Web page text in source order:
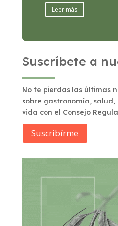
Leer más
Suscríbete a
No te pierdas las últimas
sobre gastronomía, salud,
vida con el Consejo
Suscribírme